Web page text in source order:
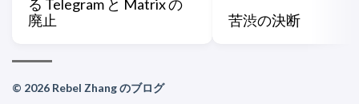
る Telegram と Matrix の
廃止
苦渋の決断
© 2026 Rebel Zhang のブログ